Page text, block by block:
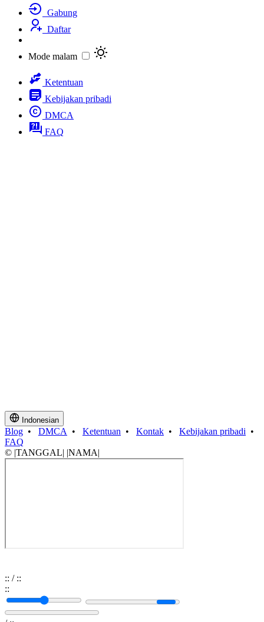
Gabung
Daftar
Mode malam
Ketentuan
Kebijakan pribadi
DMCA
FAQ
Indonesian
Blog • DMCA • Ketentuan • Kontak • Kebijakan pribadi •
FAQ
© |TANGGAL| |NAMA|
:: / ::
::